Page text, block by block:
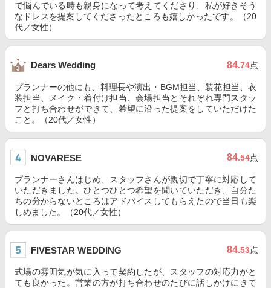
で悩んでいる時も親身になって考えてくださり、私が好きそう
なドレスを提案してくださったところも嬉しかったです。（20
代／女性）
Dears Wedding 84.74点
プランナーの他にも、料理長や演出・BGM担当、装花担当、衣
装担当、メイク・着付け担当、会場担当とそれぞれ専門スタッ
フと打ち合わせができて、希望に沿った提案をしていただけた
こと。（20代／女性）
NOVARESE 84.54点
プランナーさんはじめ、スタッフさんが親切で丁寧に対応して
いただきました。ひとつひとつ希望を聞いていただき、自分た
ちの分からないところはアドバイスしてもらえたので当日も楽
しめました。（20代／女性）
FIVESTAR WEDDING 84.53点
式場の雰囲気が気に入って契約したが、スタッフの対応力がと
ても良かった。営業の方が打ち合わせのたびに話しかけにきて